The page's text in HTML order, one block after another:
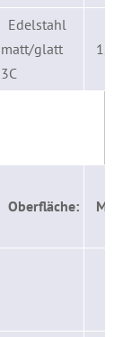
Edelstahl
matt/glatt
3C
1,5
Oberfläche: